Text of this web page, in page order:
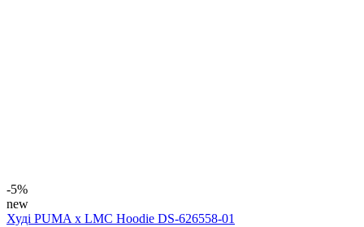
-5%
new
Худі PUMA x LMC Hoodie DS-626558-01